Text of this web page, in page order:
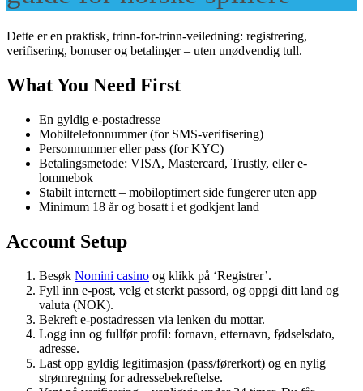
Dette er en praktisk, trinn-for-trinn-veiledning: registrering,
verifisering, bonuser og betalinger – uten unødvendig tull.
What You Need First
En gyldig e-postadresse
Mobiltelefonnummer (for SMS-verifisering)
Personnummer eller pass (for KYC)
Betalingsmetode: VISA, Mastercard, Trustly, eller e-
lommebok
Stabilt internett – mobiloptimert side fungerer uten app
Minimum 18 år og bosatt i et godkjent land
Account Setup
Besøk Nomini casino og klikk på ‘Registrer’.
Fyll inn e-post, velg et sterkt passord, og oppgi ditt land og
valuta (NOK).
Bekreft e-postadressen via lenken du mottar.
Logg inn og fullfør profil: fornavn, etternavn, fødselsdato,
adresse.
Last opp gyldig legitimasjon (pass/førerkort) og en nylig
strømregning for adressebekreftelse.